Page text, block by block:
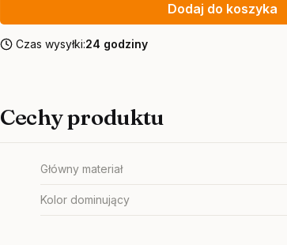
Dodaj do koszyka
Czas wysyłki:24 godziny
Cechy produktu
Główny materiał
Kolor dominujący